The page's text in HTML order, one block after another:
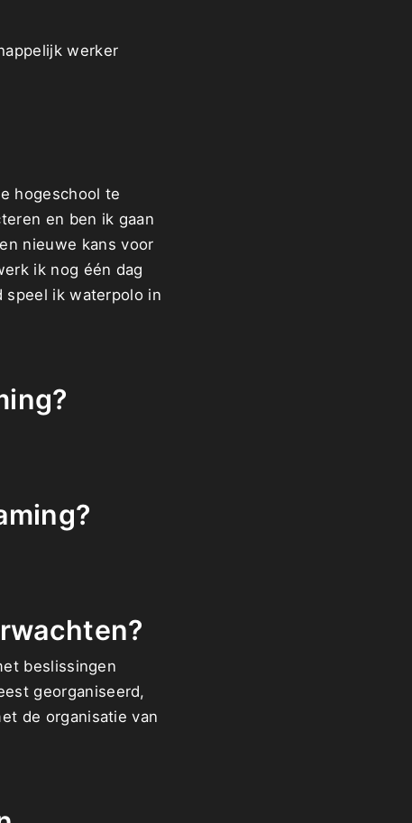
werker
hogeschool te
en ben ik gaan
nieuwe kans voor
ik nog één dag
speel ik waterpolo in
beslissingen
georganiseerd,
de organisatie van